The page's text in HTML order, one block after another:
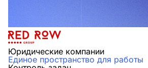
Юридические компании
Единое пространство для работы